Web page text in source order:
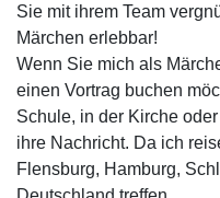
Sie mit ihrem Team
Märchen erlebbar!
Wenn Sie mich als
einen Vortrag buchen
Schule, in der Kirche
ihre Nachricht. Da ich
Flensburg, Hamburg,